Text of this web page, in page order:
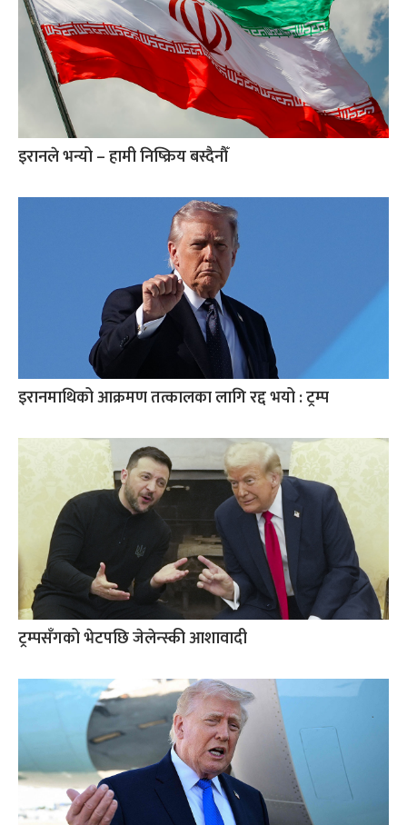
इरानले भन्यो – हामी निष्क्रिय बस्दैनौँ
इरानमाथिको आक्रमण तत्कालका लागि रद्द भयो : ट्रम्प
ट्रम्पसँगको भेटपछि जेलेन्स्की आशावादी